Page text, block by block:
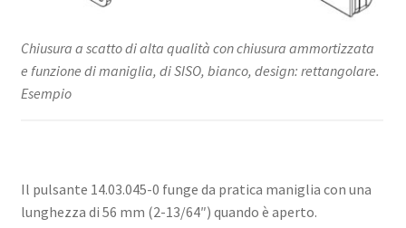
Chiusura a scatto di alta qualità con chiusura ammortizzata
e funzione di maniglia, di SISO, bianco, design: rettangolare.
Esempio
Il pulsante 14.03.045-0 funge da pratica maniglia con una
lunghezza di 56 mm (2-13/64″) quando è aperto.